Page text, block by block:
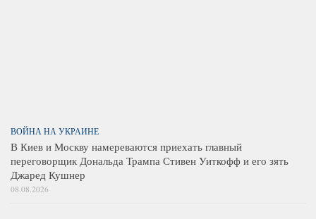
ВОЙНА НА УКРАИНЕ
В Киев и Москву намереваются приехать главный
переговорщик Дональда Трампа Стивен Уиткофф и его зять
Джаред Кушнер
08.08.2026